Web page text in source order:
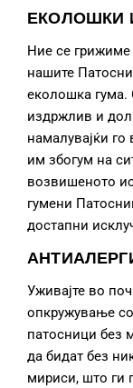
ЕКОЛОШКИ
Ние се грижиме
нашите
еколошка гума.
издржлив и
намалувајќи го
им збогум на
возвишеното
гумени
достапни
Уживајте во
опкружување
патосници без
да бидат без
мириси, што ги